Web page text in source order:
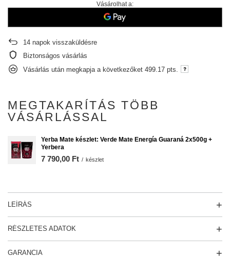
Vásárolhat a:
14 napok visszaküldésre
Biztonságos vásárlás
Vásárlás után megkapja a következőket 499.17 pts.
MEGTAKARÍTÁS TÖBB
VÁSÁRLÁSSAL
Yerba Mate készlet: Verde Mate Energía Guaraná 2x500g +
Yerbera
7 790,00 Ft / készlet
LEÍRÁS
RÉSZLETES ADATOK
GARANCIA